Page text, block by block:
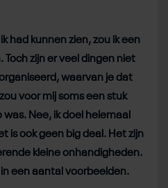
ik had kunnen zien, zou ik een
zijn er veel dingen niet
waarvan je dat
voor mij soms een stuk
Nee, ik doel helemaal
is ook geen big deal. Het zijn
kleine onhandigheden.
in een aantal voorbeelden.